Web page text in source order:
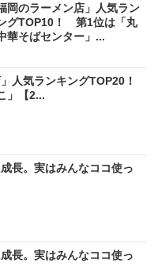
岡のラーメン店」人気ラン
グTOP10！ 第1位は「丸
華そばセンター」...
人気ランキングTOP20！
」【2...
長。実はみんなココ使っ
長。実はみんなココ使っ